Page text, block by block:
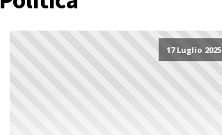
17 Luglio 2025